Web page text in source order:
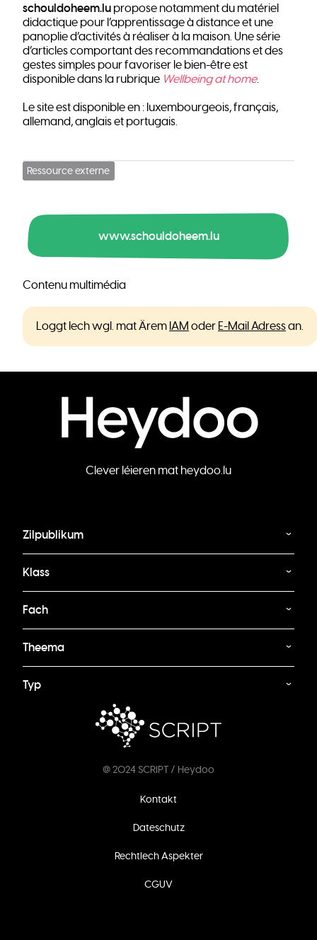
schouldoheem.lu propose notamment du matériel
didactique pour l’apprentissage à distance et une
panoplie d’activités à réaliser à la maison. Une série
d’articles comportant des recommandations et des
gestes simples pour favoriser le bien-être est
disponible dans la rubrique Wellbeing at home.
Le site est disponible en : luxembourgeois, français,
allemand, anglais et portugais.
Ressource externe
www.schouldoheem.lu
Contenu multimédia
Loggt Iech wgl. mat Ärem IAM oder E-Mail Adressan.
Clever léieren mat heydoo.lu
Zilpublikum
Klass
Fach
Theema
Typ
@ 2024 SCRIPT / Heydoo
Kontakt
Dateschutz
Rechtlech Aspekter
CGUV